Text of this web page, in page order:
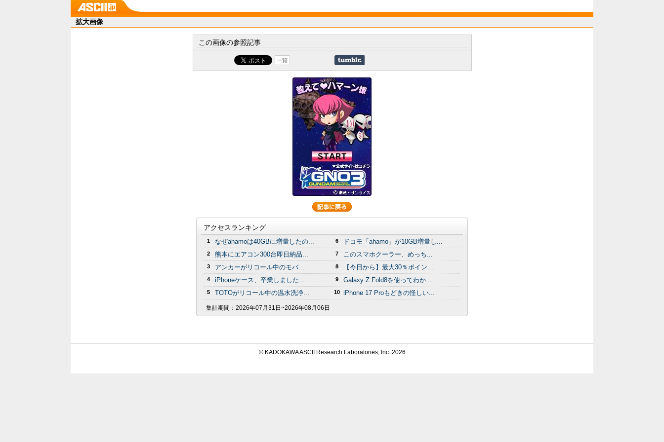
拡大画像
この画像の参照記事
一覧
アクセスランキング
1 なぜahamoは40GBに増量したの...
2 熊本にエアコン300台即日納品...
3 アンカーがリコール中のモバ...
4 iPhoneケース、卒業しました...
5 TOTOがリコール中の温水洗浄...
6 ドコモ「ahamo」が10GB増量し...
7 このスマホクーラー、めっち...
8 【今日から】最大30％ポイン...
9 Galaxy Z Fold8を使ってわか...
10 iPhone 17 Proもどきの怪しい...
集計期間： 2026年07月31日~2026年08月06日
© KADOKAWA ASCII Research Laboratories, Inc. 2026